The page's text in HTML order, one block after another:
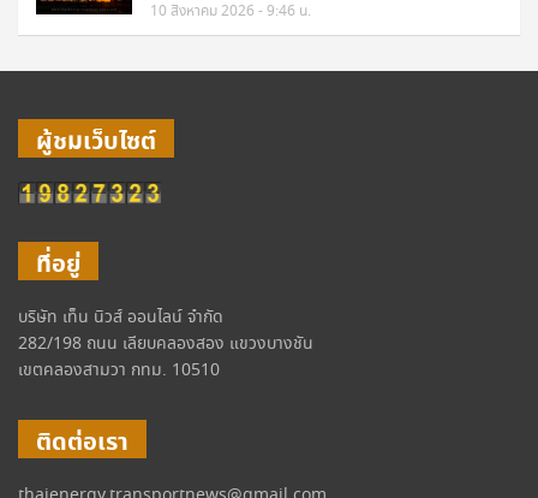
10 สิงหาคม 2026 - 9:46 น.
ผู้ชมเว็บไซต์
ที่อยู่
บริษัท เท็น นิวส์ ออนไลน์ จำกัด
282/198 ถนน เลียบคลองสอง แขวงบางชัน
เขตคลองสามวา กทม. 10510
ติดต่อเรา